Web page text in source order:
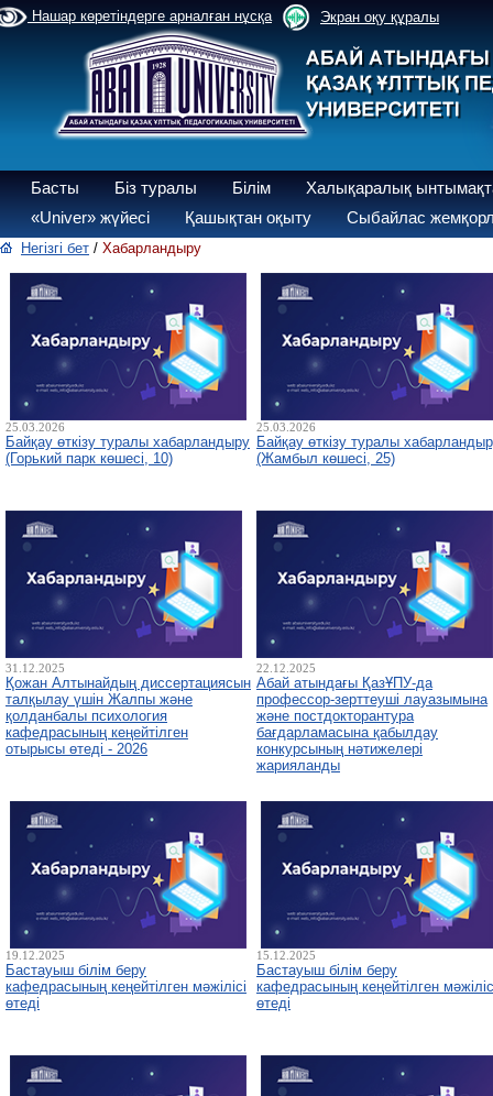
Нашар көретіндерге арналған нұсқа Экран оқу құралы
Басты Біз туралы Білім
Халықаралық
«Univer» жүйесі
Қашықтан оқыту Сыбайлас
Негізгі бет / Хабарландыру
25.03.2026
Байқау өткізу туралы хабарландыру
(Горький парк көшесі, 10)
25.03.2026
Байқау өткізу туралы
(Жамбыл көшесі, 25)
31.12.2025
Қожан Алтынайдың диссертациясын
талқылау үшін Жалпы және
қолданбалы психология
кафедрасының кеңейтілген
отырысы өтеді - 2026
22.12.2025
Абай атындағы ҚазҰПУ-да
профессор-зерттеуші лауазымына
және постдокторантура
бағдарламасына қабылдау
конкурсының нәтижелері
жарияланды
19.12.2025
Бастауыш білім беру
кафедрасының кеңейтілген мәжілісі
өтеді
15.12.2025
Бастауыш білім беру
кафедрасының кеңейтілген
өтеді